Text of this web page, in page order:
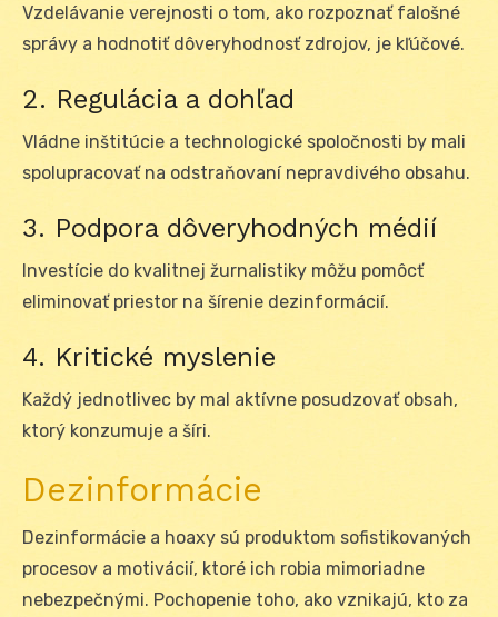
Vzdelávanie verejnosti o tom, ako rozpoznať falošné
správy a hodnotiť dôveryhodnosť zdrojov, je kľúčové.
2. Regulácia a dohľad
Vládne inštitúcie a technologické spoločnosti by mali
spolupracovať na odstraňovaní nepravdivého obsahu.
3. Podpora dôveryhodných médií
Investície do kvalitnej žurnalistiky môžu pomôcť
eliminovať priestor na šírenie dezinformácií.
4. Kritické myslenie
Každý jednotlivec by mal aktívne posudzovať obsah,
ktorý konzumuje a šíri.
Dezinformácie
Dezinformácie a hoaxy sú produktom sofistikovaných
procesov a motivácií, ktoré ich robia mimoriadne
nebezpečnými. Pochopenie toho, ako vznikajú, kto za